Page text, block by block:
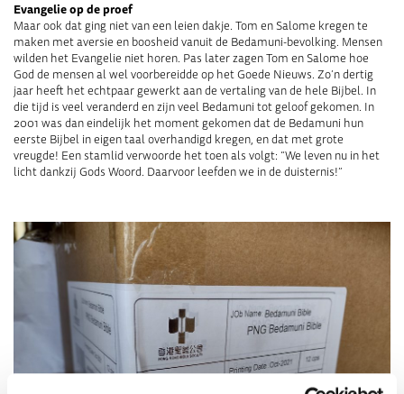
Evangelie op de proef
Maar ook dat ging niet van een leien dakje. Tom en Salome kregen te
maken met aversie en boosheid vanuit de Bedamuni-bevolking. Mensen
wilden het Evangelie niet horen. Pas later zagen Tom en Salome hoe
God de mensen al wel voorbereidde op het Goede Nieuws. Zo’n dertig
jaar heeft het echtpaar gewerkt aan de vertaling van de hele Bijbel. In
die tijd is veel veranderd en zijn veel Bedamuni tot geloof gekomen. In
2001 was dan eindelijk het moment gekomen dat de Bedamuni hun
eerste Bijbel in eigen taal overhandigd kregen, en dat met grote
vreugde! Een stamlid verwoorde het toen als volgt: “We leven nu in het
licht dankzij Gods Woord. Daarvoor leefden we in de duisternis!”